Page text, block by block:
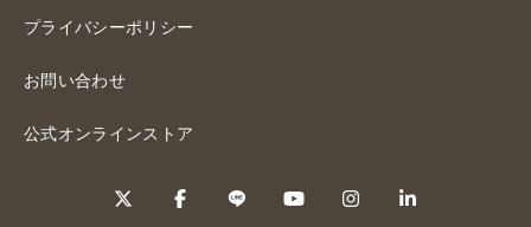
プライバシーポリシー
お問い合わせ
公式オンラインストア